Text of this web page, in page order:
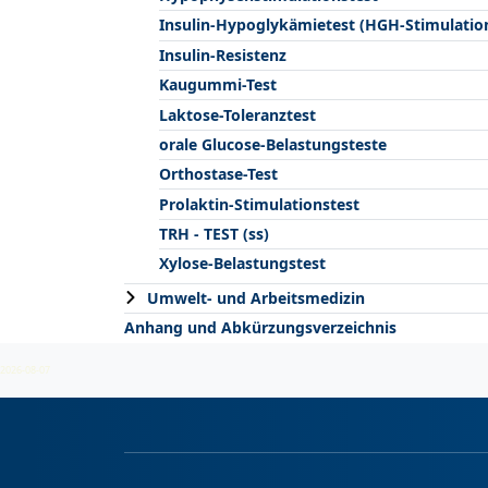
Insulin-Hypoglykämietest (HGH-
Insulin-Resistenz
Kaugummi-Test
Laktose-Toleranztest
orale Glucose-Belastungsteste
Orthostase-Test
Prolaktin-Stimulationstest
TRH - TEST (ss)
Xylose-Belastungstest
Umwelt- und Arbeitsmedizin
Anhang und Abkürzungsverzeichnis
2026-08-07